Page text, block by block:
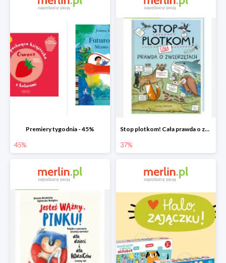
Premiery tygodnia - 45%
45%
Stop plotkom! Cała prawda o zwierzętach
37%